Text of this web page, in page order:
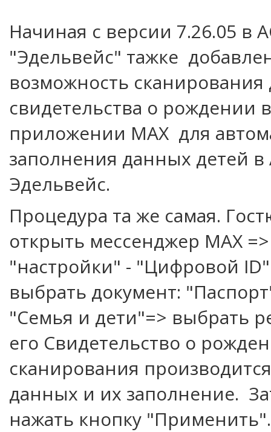
Начиная с версии 7.26.05 в
"Эдельвейс" тажке
возможность
свидетельства о рождении в
приложении MAX для
заполнения данных детей в
Эдельвейс.
Процедура та же самая.
открыть мессенджер MAX
"настройки" - "Цифровой
выбрать документ:
"Семья и дети"=> выбрать
его Свидетельство о
сканирования
данных и их заполнение.
нажать кнопку